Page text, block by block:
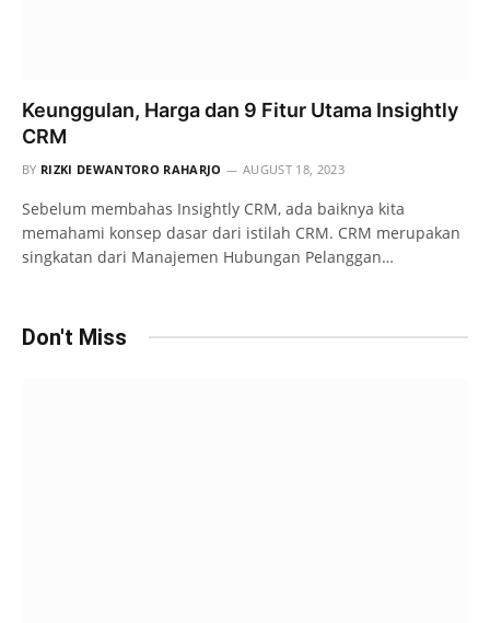
Keunggulan, Harga dan 9 Fitur Utama Insightly
CRM
BY RIZKI DEWANTORO RAHARJO AUGUST 18, 2023
Sebelum membahas Insightly CRM, ada baiknya kita
memahami konsep dasar dari istilah CRM. CRM merupakan
singkatan dari Manajemen Hubungan Pelanggan…
Don't Miss